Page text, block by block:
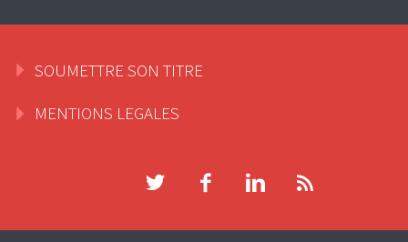
SOUMETTRE SON TITRE
MENTIONS LEGALES